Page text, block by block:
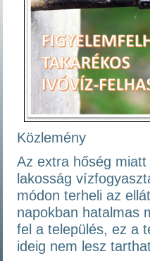
Közlemény
Az extra hőség
lakosság
módon terheli az
napokban hatalmas
fel a település, ez a
ideig nem lesz